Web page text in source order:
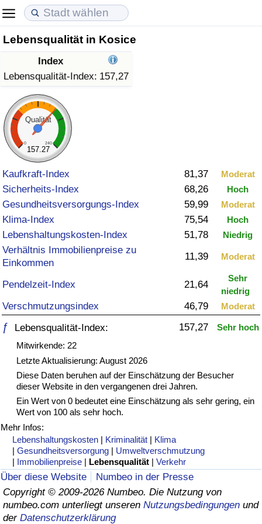
Lebensqualität in Kosice
Index
Lebensqualität-Index: 157,27
Qualität
0 240
157.27
Kaufkraft-Index 81,37 Moderat
Sicherheits-Index 68,26 Hoch
Gesundheitsversorgungs-Index 59,99 Moderat
Klima-Index 75,54 Hoch
Lebenshaltungskosten-Index 51,78 Niedrig
Verhältnis Immobilienpreise zu
Einkommen
11,39 Moderat
Pendelzeit-Index 21,64
Sehr
niedrig
Verschmutzungsindex 46,79 Moderat
ƒ Lebensqualität-Index: 157,27
Sehr hoch
Mitwirkende: 22
Letzte Aktualisierung: August 2026
Diese Daten beruhen auf der Einschätzung der Besucher
dieser Website in den vergangenen drei Jahren.
Ein Wert von 0 bedeutet eine Einschätzung als sehr gering, ein
Wert von 100 als sehr hoch.
Mehr Infos:
Lebenshaltungskosten | Kriminalität | Klima
|Gesundheitsversorgung | Umweltverschmutzung
| Immobilienpreise | Lebensqualität |Verkehr
Über diese Website
Numbeo in der Presse
Copyright © 2009-2026 Numbeo. Die Nutzung von
numbeo.com unterliegt unseren Nutzungsbedingungen und
der Datenschutzerklärung
Lebenshaltungskosten
Lebenshaltungskosten-Index (aktuell)
Lebenshaltungskosten-Index
Lebenshaltungskosten-Index nach Land
in Akaba
Immobilienpreise
Immobilienpreis-Index (aktuell)
Immobilienpreis-Index
Immobilienpreis-Index nach Land
Lebensqualität
Lebensqualität-Index
Lebensqualität-Index (aktuell)
Lebensqualitätsindex nach Land
Kriminalität
Kriminalitäts-Index (aktuell)
Kriminalitäts-Index
Kriminalitätsindex nach Land
Gesundheitsversorgung
Gesundheitsversorgungs-Index (aktuell)
Gesundheitsversorgungs-Index
Gesundheitsversorgungs-Index nach Land
Umweltverschmutzung
Umweltverschmutzungs-Index (aktuell)
Verschmutzungsindex
Umweltverschmutzungs-Index nach Land
Verkehr